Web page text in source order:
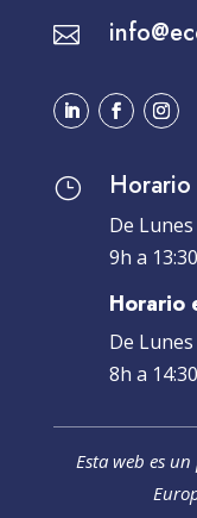

} Horario
De
9h a
Horario
De
8h a
Esta web es